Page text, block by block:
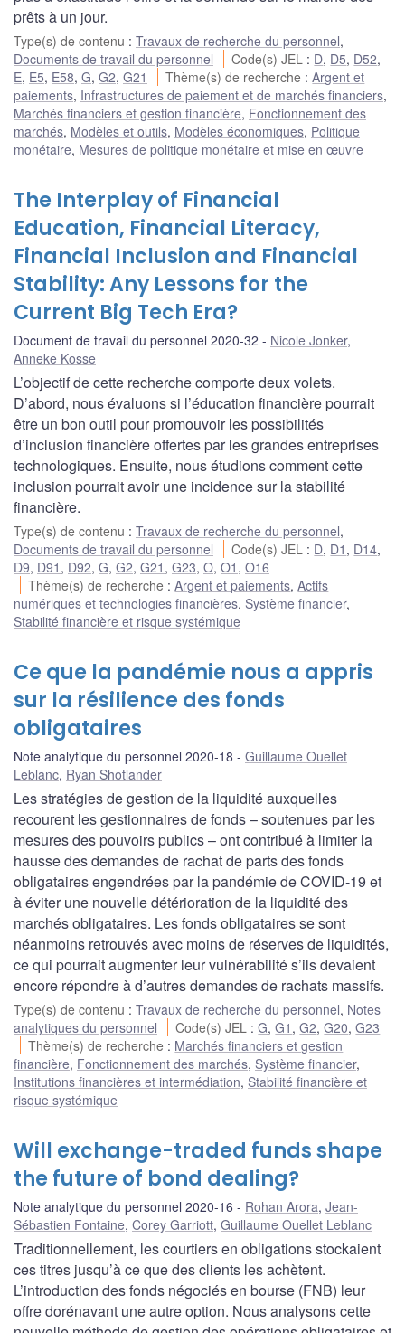
prêts à un jour.
Type(s) de contenu : Travaux de recherche du personnel,
Documents de travail du personnel
Code(s) JEL : D, D5, D52,
E, E5, E58, G, G2, G21 Thème(s) de recherche :Argent et
paiements, Infrastructures de paiement et de marchés financiers,
Marchés financiers et gestion financière, Fonctionnement des
marchés, Modèles et outils, Modèles économiques, Politique
monétaire, Mesures de politique monétaire et mise en œuvre
The Interplay of Financial
Education, Financial Literacy,
Financial Inclusion and Financial
Stability: Any Lessons for the
Current Big Tech Era?
Document de travail du personnel 2020-32 Nicole Jonker,
Anneke Kosse
L’objectif de cette recherche comporte deux volets.
D’abord, nous évaluons si l’éducation financière pourrait
être un bon outil pour promouvoir les possibilités
d’inclusion financière offertes par les grandes entreprises
technologiques. Ensuite, nous étudions comment cette
inclusion pourrait avoir une incidence sur la stabilité
financière.
Type(s) de contenu : Travaux de recherche du personnel,
Documents de travail du personnel
Code(s) JEL : D, D1 , D14,
D9, D91 , D92, G, G2, G21 , G23, O, O1 , O16
Thème(s) de recherche :Argent et paiements,Actifs
numériques et technologies financières, Système financier,
Stabilité financière et risque systémique
Ce que la pandémie nous a appris
sur la résilience des fonds
obligataires
Note analytique du personnel 2020-18
Guillaume Ouellet
Leblanc, Ryan Shotlander
Les stratégies de gestion de la liquidité auxquelles
recourent les gestionnaires de fonds – soutenues par les
mesures des pouvoirs publics – ont contribué à limiter la
hausse des demandes de rachat de parts des fonds
obligataires engendrées par la pandémie de COVID-19 et
à éviter une nouvelle détérioration de la liquidité des
marchés obligataires. Les fonds obligataires se sont
néanmoins retrouvés avec moins de réserves de liquidités,
ce qui pourrait augmenter leur vulnérabilité s’ils devaient
encore répondre à d’autres demandes de rachats massifs.
Type(s) de contenu : Travaux de recherche du personnel, Notes
analytiques du personnel
Code(s) JEL :G,G1 ,G2,G20,G23
Thème(s) de recherche : Marchés financiers et gestion
financière, Fonctionnement des marchés, Système financier,
Institutions financières et intermédiation, Stabilité financière et
risque systémique
Will exchange-traded funds shape
the future of bond dealing?
Note analytique du personnel 2020-16 Rohan Arora, Jean-
Sébastien Fontaine, Corey Garriott, Guillaume Ouellet Leblanc
Traditionnellement, les courtiers en obligations stockaient
ces titres jusqu’à ce que des clients les achètent.
L’introduction des fonds négociés en bourse (FNB) leur
offre dorénavant une autre option. Nous analysons cette